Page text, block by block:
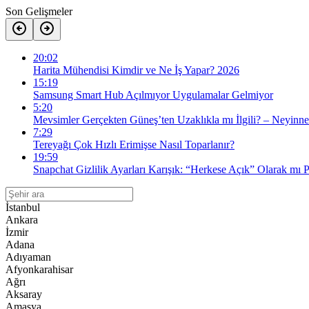
Son Gelişmeler
20:02
Harita Mühendisi Kimdir ve Ne İş Yapar? 2026
15:19
Samsung Smart Hub Açılmıyor Uygulamalar Gelmiyor
5:20
Mevsimler Gerçekten Güneş’ten Uzaklıkla mı İlgili? –
7:29
Tereyağı Çok Hızlı Erimişse Nasıl Toparlanır?
19:59
Snapchat Gizlilik Ayarları Karışık: “Herkese Açık” Olarak mı
İstanbul
Ankara
İzmir
Adana
Adıyaman
Afyonkarahisar
Ağrı
Aksaray
Amasya